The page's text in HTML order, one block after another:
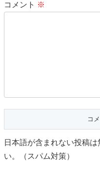
コメント ※
日本語が含まれない投稿
い。（スパム対策）